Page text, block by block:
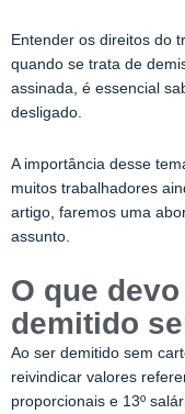
Entender os direitos do
quando se trata de
assinada, é essencial
desligado.
A importância desse
muitos trabalhadores
artigo, faremos uma
assunto.
O que
demitido
Ao ser demitido sem
reivindicar valores
proporcionais e 13º